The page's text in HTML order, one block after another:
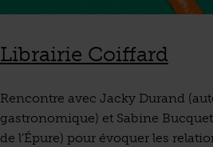
Librairie Coiffard
Rencontre avec Jacky Durand
gastronomique) et Sabine
de l’Épure) pour évoquer les